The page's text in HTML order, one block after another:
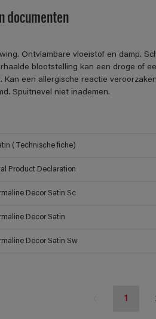
documenten
Ontvlambare vloeistof en damp.
blootstelling kan een droge of
Kan een allergische reactie
Spuitnevel niet inademen.
(Technische fiche)
Product Declaration
Decor Satin Sc
Decor Satin
Decor Satin Sw
1